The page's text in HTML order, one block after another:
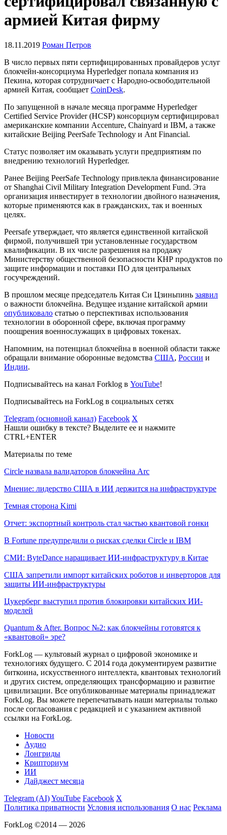
армией Китая фирму
18.11.2019 Роман Петров
В число первых пяти сертифицированных провайдеров услуг
блокчейн-консорциума Hyperledger попала компания из
Пекина, которая сотрудничает с Народно-освободительной
армией Китая, сообщает CoinDesk.
По запущенной в начале месяца программе Hyperledger
Certified Service Provider (HCSP) консорциум сертифицировал
американские компании Accenture, Chainyard и IBM, а также
китайские Beijing PeerSafe Technology и Ant Financial.
Статус позволяет им оказывать услуги предприятиям по
внедрению технологий Hyperledger.
Ранее Beijing PeerSafe Technology привлекла финансирование
от Shanghai Civil Military Integration Development Fund. Эта
организация инвестирует в технологии двойного назначения,
которые применяются как в гражданских, так и военных
целях.
Peersafe утверждает, что является единственной китайской
фирмой, получившей три установленные государством
квалификации. В их числе разрешения на продажу
Министерству общественной безопасности КНР продуктов по
защите информации и поставки ПО для центральных
госучреждений.
В прошлом месяце председатель Китая Си Цзиньпинь заявил
о важности блокчейна. Ведущее издание китайской армии
опубликовало статью о перспективах использования
технологии в оборонной сфере, включая программу
поощрения военнослужащих в цифровых токенах.
Напомним, на потенциал блокчейна в военной области также
обращали внимание оборонные ведомства США, России и
Индии.
Подписывайтесь на канал Forklog в YouTube!
Подписывайтесь на ForkLog в социальных сетях
Telegram (основной канал) Facebook X
Нашли ошибку в тексте? Выделите ее и нажмите
CTRL+ENTER
Материалы по теме
Circle назвала валидаторов блокчейна Arc
Мнение: лидерство США в ИИ держится на инфраструктуре
Темная сторона Kimi
Отчет: экспортный контроль стал частью квантовой гонки
В Fortune предупредили о рисках сделки Circle и IBM
СМИ: ByteDance наращивает ИИ-инфраструктуру в Китае
США запретили импорт китайских роботов и инверторов для
защиты ИИ-инфраструктуры
Цукерберг выступил против блокировки китайских ИИ-
моделей
Quantum & After. Вопрос №2: как блокчейны готовятся к
«квантовой» эре?
ForkLog — культовый журнал о цифровой экономике и
технологиях будущего. С 2014 года документируем развитие
биткоина, искусственного интеллекта, квантовых технологий
и других систем, определяющих трансформацию и развитие
цивилизации. Все опубликованные материалы принадлежат
ForkLog. Вы можете перепечатывать наши материалы только
после согласования с редакцией и с указанием активной
ссылки на ForkLog.
Новости
Аудио
Лонгриды
Крипториум
ИИ
Дайджест месяца
Telegram (AI)YouTube Facebook X
Политика приватности Условия использования О нас Реклама
ForkLog ©2014 — 2026